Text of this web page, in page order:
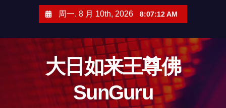
周一. 8 月 10th, 2026 8:07:13 AM
大日如来王尊佛
SunGuru